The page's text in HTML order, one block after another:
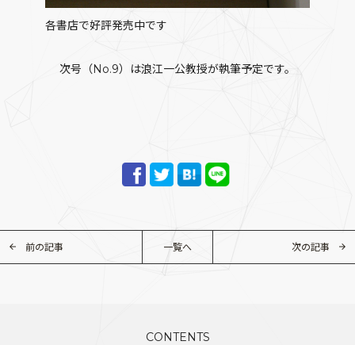
各書店で好評発売中です
次号（No.9）は浪江一公教授が執筆予定です。
前の記事 一覧へ 次の記事
CONTENTS